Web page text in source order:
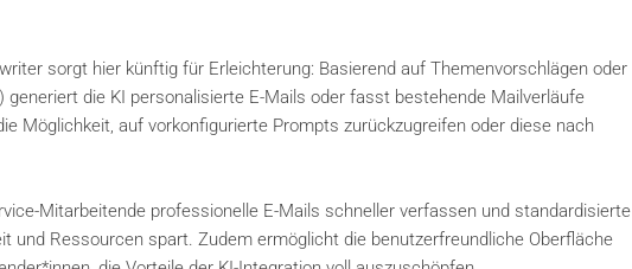
sorgt hier künftig für Erleichterung: Basierend auf Themenvorschlägen oder
die KI personalisierte E-Mails oder fasst bestehende Mailverläufe
Möglichkeit, auf vorkonfigurierte Prompts zurückzugreifen oder diese nach
Mitarbeitende professionelle E-Mails schneller verfassen und standardisierte
und Ressourcen spart. Zudem ermöglicht die benutzerfreundliche Oberfläche